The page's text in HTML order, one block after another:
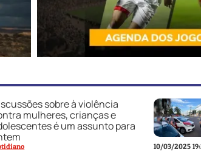
sobre à violência
mulheres, crianças e
é um assunto para
10/03/2025